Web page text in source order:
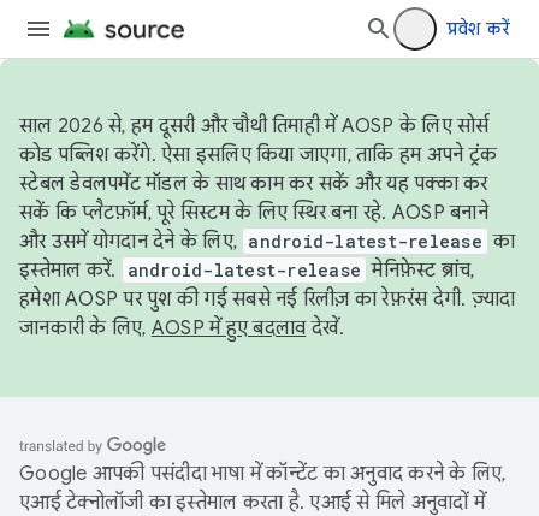
प्रवेश करें
साल 2026 से, हम दूसरी और चौथी तिमाही में AOSP के लिए सोर्स
कोड पब्लिश करेंगे. ऐसा इसलिए किया जाएगा, ताकि हम अपने ट्रंक
स्टेबल डेवलपमेंट मॉडल के साथ काम कर सकें और यह पक्का कर
सकें कि प्लैटफ़ॉर्म, पूरे सिस्टम के लिए स्थिर बना रहे. AOSP बनाने
और उसमें योगदान देने के लिए, android-latest-release का
इस्तेमाल करें.
android-latest-release मेनिफ़ेस्ट ब्रांच,
हमेशा AOSP पर पुश की गई सबसे नई रिलीज़ का रेफ़रंस देगी. ज़्यादा
जानकारी के लिए, AOSP में हुए बदलावदेखें.
Google आपकी पसंदीदा भाषा में कॉन्टेंट का अनुवाद करने के लिए,
एआई टेक्नोलॉजी का इस्तेमाल करता है. एआई से मिले अनुवादों में